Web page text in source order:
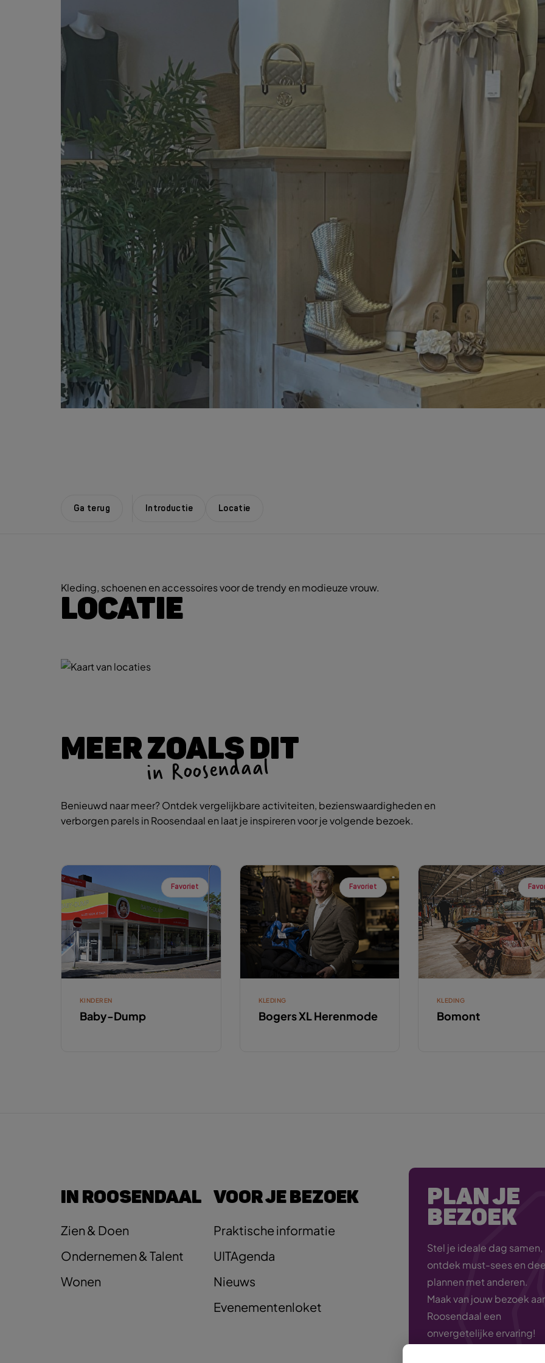
Ga terug Introductie Locatie
Kleding, schoenen en accessoires voor de trendy en modieuze vrouw.
LOCATIE
MEER ZOALS DIT
in Roosendaal
Benieuwd naar meer? Ontdek vergelijkbare activiteiten, bezienswaardigheden en
verborgen parels in Roosendaal en laat je inspireren voor je volgende bezoek.
Favoriet
KINDEREN
Baby-Dump
Favoriet
KLEDING
Bogers XL Herenmode
KLEDING
Bomont
IN ROOSENDAAL
Zien & Doen
Ondernemen & Talent
Wonen
VOOR JE BEZOEK
Praktische informatie
UITAgenda
Nieuws
Evenementenloket
PLAN JE
BEZOEK
Stel je ideale dag samen,
ontdek must-sees en
plannen met anderen.
Maak van jouw bezoek
Roosendaal een
onvergetelijke ervaring!